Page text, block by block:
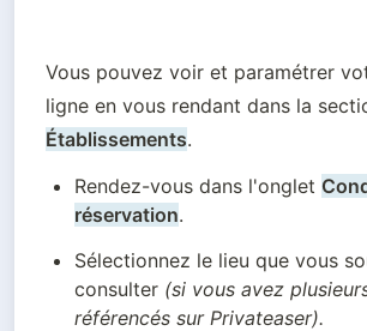
Vous pouvez voir et paramétrer
Établissements.
Rendez-vous dans l'onglet
réservation.
Sélectionnez le lieu que vous
consulter (si vous avez
référencés sur Privateaser).